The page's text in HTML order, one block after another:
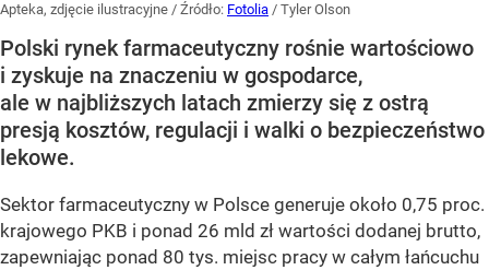
Apteka, zdjęcie ilustracyjne / Źródło: Fotolia / Tyler Olson
Polski rynek farmaceutyczny rośnie wartościowo
i zyskuje na znaczeniu w gospodarce,
ale w najbliższych latach zmierzy się z ostrą
presją kosztów, regulacji i walki o bezpieczeństwo
lekowe.
Sektor farmaceutyczny w Polsce generuje około 0,75 proc.
krajowego PKB i ponad 26 mld zł wartości dodanej brutto,
zapewniając ponad 80 tys. miejsc pracy w całym łańcuchu